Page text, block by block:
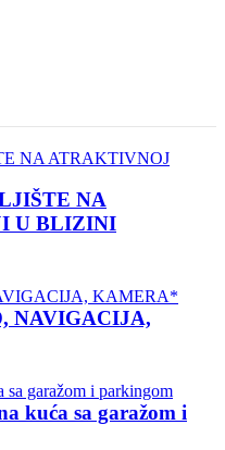
NA
U BLIZINI
NAVIGACIJA,
kuća sa garažom i